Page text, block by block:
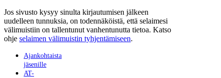
Jos sivusto kysyy sinulta kirjautumisen jälkeen
uudelleen tunnuksia, on todennäköistä, että selaimesi
välimuistiin on tallentunut vanhentunutta tietoa. Katso
ohje selaimen välimuistin tyhjentämiseen.
Ajankohtaista
jäsenille
AT-